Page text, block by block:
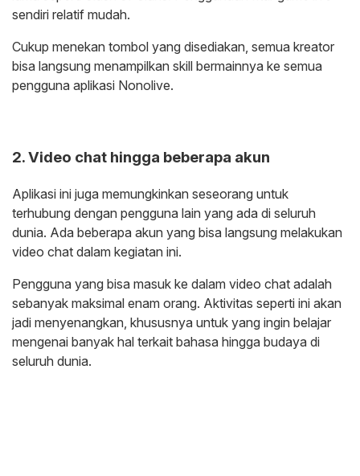
sendiri relatif mudah.
Cukup menekan tombol yang disediakan, semua kreator
bisa langsung menampilkan skill bermainnya ke semua
pengguna aplikasi Nonolive.
2. Video chat hingga beberapa akun
Aplikasi ini juga memungkinkan seseorang untuk
terhubung dengan pengguna lain yang ada di seluruh
dunia. Ada beberapa akun yang bisa langsung melakukan
video chat dalam kegiatan ini.
Pengguna yang bisa masuk ke dalam video chat adalah
sebanyak maksimal enam orang. Aktivitas seperti ini akan
jadi menyenangkan, khususnya untuk yang ingin belajar
mengenai banyak hal terkait bahasa hingga budaya di
seluruh dunia.